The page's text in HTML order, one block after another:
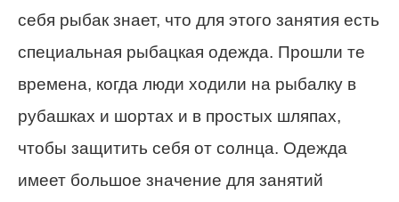
себя рыбак знает, что для этого занятия есть
специальная рыбацкая одежда. Прошли те
времена, когда люди ходили на рыбалку в
рубашках и шортах и в простых шляпах,
чтобы защитить себя от солнца. Одежда
имеет большое значение для занятий